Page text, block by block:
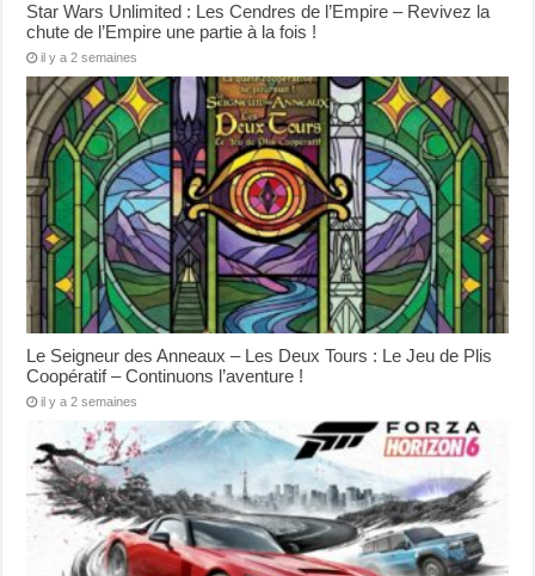
Star Wars Unlimited : Les Cendres de l’Empire – Revivez la
chute de l’Empire une partie à la fois !
il y a 2 semaines
Le Seigneur des Anneaux – Les Deux Tours : Le Jeu de Plis
Coopératif – Continuons l’aventure !
il y a 2 semaines